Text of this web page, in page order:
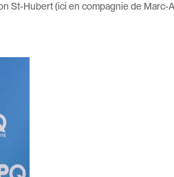
St-Hubert (ici en compagnie de